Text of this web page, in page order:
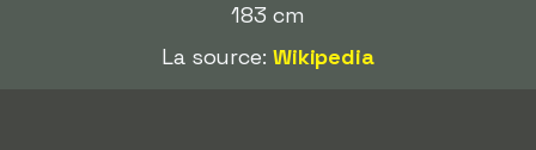
183 cm
La source: Wikipedia